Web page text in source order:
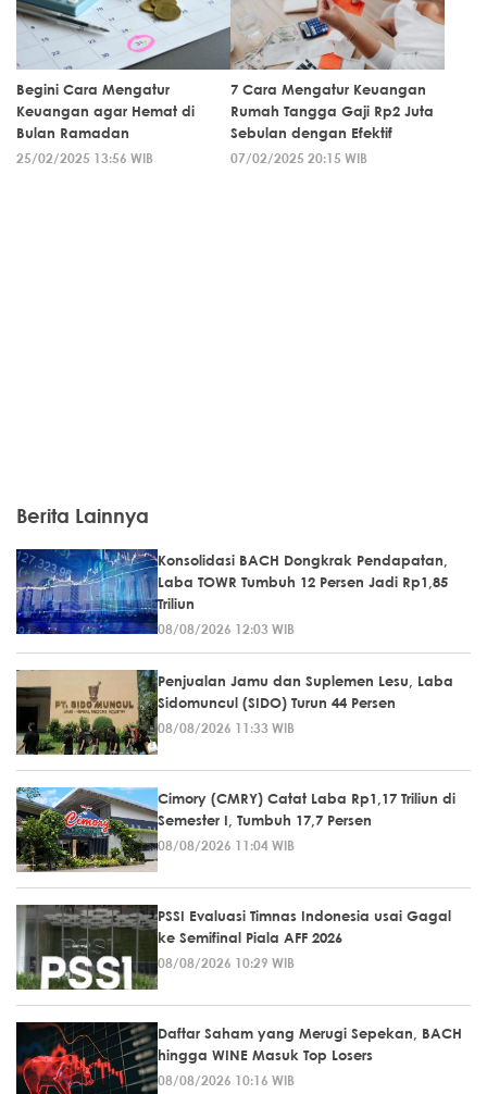
Begini Cara Mengatur
Keuangan agar Hemat di
Bulan Ramadan
25/02/2025 13:56 WIB
7 Cara Mengatur Keuangan
Rumah Tangga Gaji Rp2 Juta
Sebulan dengan Efektif
07/02/2025 20:15 WIB
Berita Lainnya
Konsolidasi BACH Dongkrak Pendapatan,
Laba TOWR Tumbuh 12 Persen Jadi Rp1,85
Triliun
08/08/2026 12:03 WIB
Penjualan Jamu dan Suplemen Lesu, Laba
Sidomuncul (SIDO) Turun 44 Persen
08/08/2026 11:33 WIB
Cimory (CMRY) Catat Laba Rp1,17 Triliun di
Semester I, Tumbuh 17,7 Persen
08/08/2026 11:04 WIB
PSSI Evaluasi Timnas Indonesia usai Gagal
ke Semifinal Piala AFF 2026
08/08/2026 10:29 WIB
Daftar Saham yang Merugi Sepekan, BACH
hingga WINE Masuk Top Losers
08/08/2026 10:16 WIB